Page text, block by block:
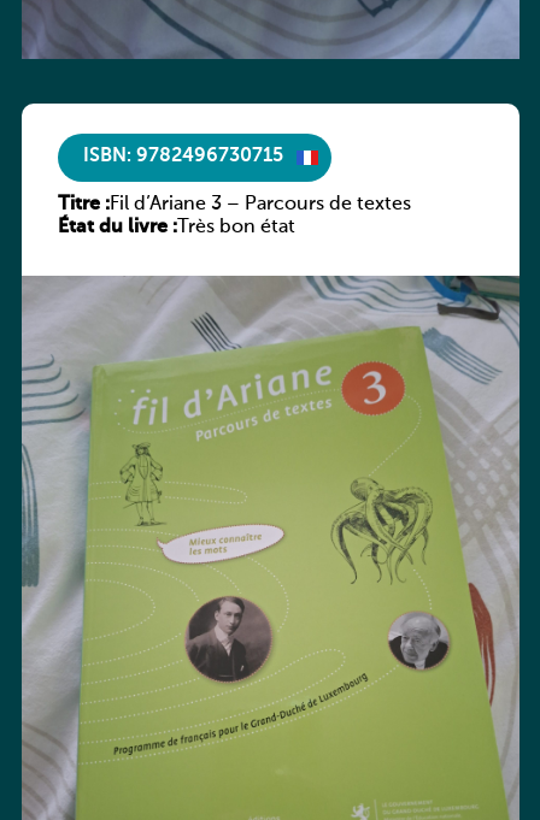
ISBN: 9782496730715
Titre :Fil d’Ariane 3 – Parcours de textes
État du livre :Très bon état